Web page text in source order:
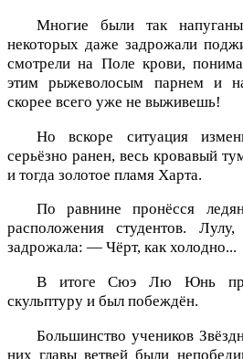
Многие были так
некоторых даже задрожали
смотрели на Поле крови,
этим рыжеволосым парнем и
скорее всего уже не выживешь!
Но вскоре ситуация
серьёзно ранен, весь кровавый
и тогда золотое пламя Харта.
По равнине пронёсся
расположения студентов.
задрожала: — Чёрт, как холодно...
В итоге Сюэ Лю Юнь
скульптуру и был побеждён.
Большинство учеников
них главы ветвей были